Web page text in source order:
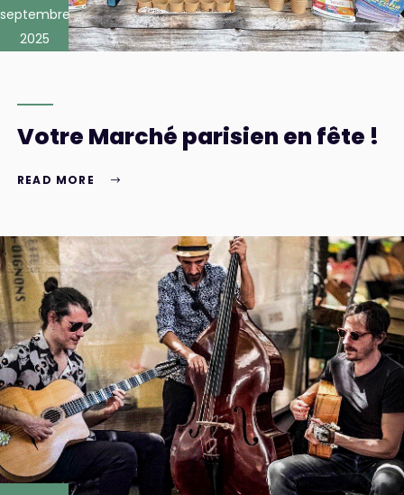
septembre
2025
Votre Marché parisien en fête !
READ MORE